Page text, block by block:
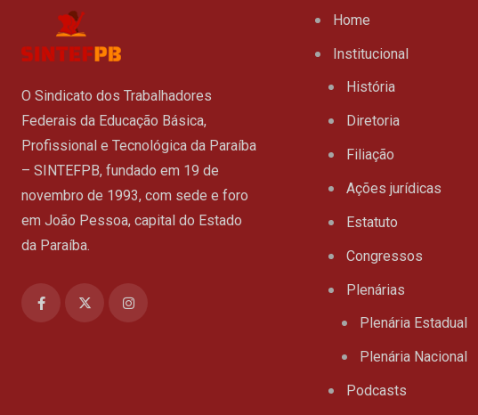
O Sindicato dos Trabalhadores
Federais da Educação Básica,
Profissional e Tecnológica da Paraíba
– SINTEFPB, fundado em 19 de
novembro de 1993, com sede e foro
em João Pessoa, capital do Estado
da Paraíba.
Home
Institucional
História
Diretoria
Filiação
Ações jurídicas
Estatuto
Congressos
Plenárias
Plenária Estadual
Plenária Nacional
Podcasts